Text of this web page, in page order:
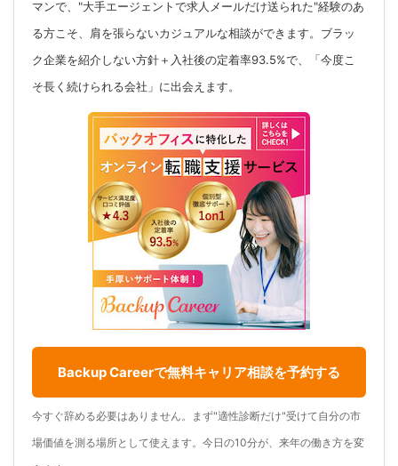
マンで、"大手エージェントで求人メールだけ送られた"経験のあ
る方こそ、肩を張らないカジュアルな相談ができます。ブラッ
ク企業を紹介しない方針＋入社後の定着率93.5%で、「今度こ
そ長く続けられる会社」に出会えます。
Backup Careerで無料キャリア相談を予約する
今すぐ辞める必要はありません。まず"適性診断だけ"受けて自分の市
場価値を測る場所として使えます。今日の10分が、来年の働き方を変